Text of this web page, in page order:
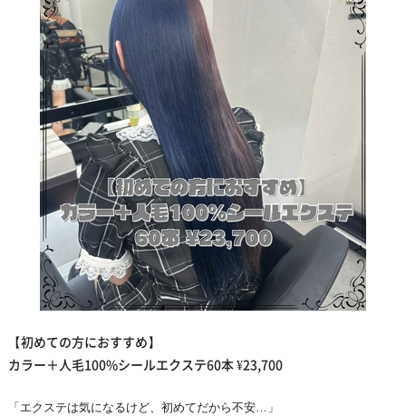
【初めての方におすすめ】
カラー＋人毛100%シールエクステ60本 ¥23,700
「エクステは気になるけど、初めてだから不安…」